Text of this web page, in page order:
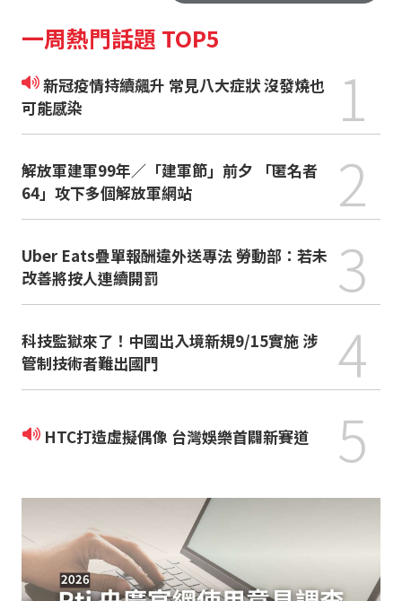
一周熱門話題 TOP5
新冠疫情持續飆升 常見八大症狀 沒發燒也
可能感染
1
解放軍建軍99年／「建軍節」前夕 「匿名者
64」攻下多個解放軍網站
2
Uber Eats疊單報酬違外送專法 勞動部：若未
改善將按人連續開罰
3
科技監獄來了！中國出入境新規9/15實施 涉
管制技術者難出國門
4
HTC打造虛擬偶像 台灣娛樂首闢新賽道 5